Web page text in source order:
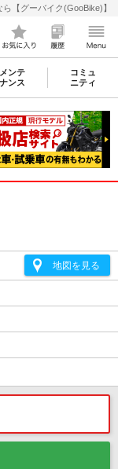
【グーバイク(GooBike)】
メンテ
ナンス
コミュ
ニティ
地図を見る